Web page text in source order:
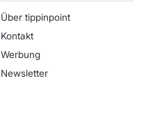
Über tippinpoint
Kontakt
Werbung
Newsletter